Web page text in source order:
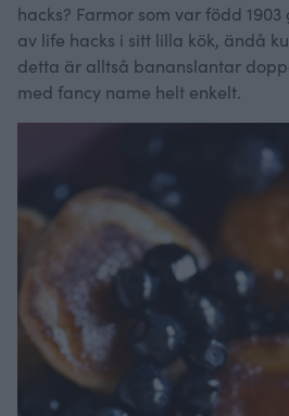
hacks? Farmor som var född
av life hacks i sitt lilla kök, ändå
detta är alltså bananslantar
med fancy name helt enkelt.